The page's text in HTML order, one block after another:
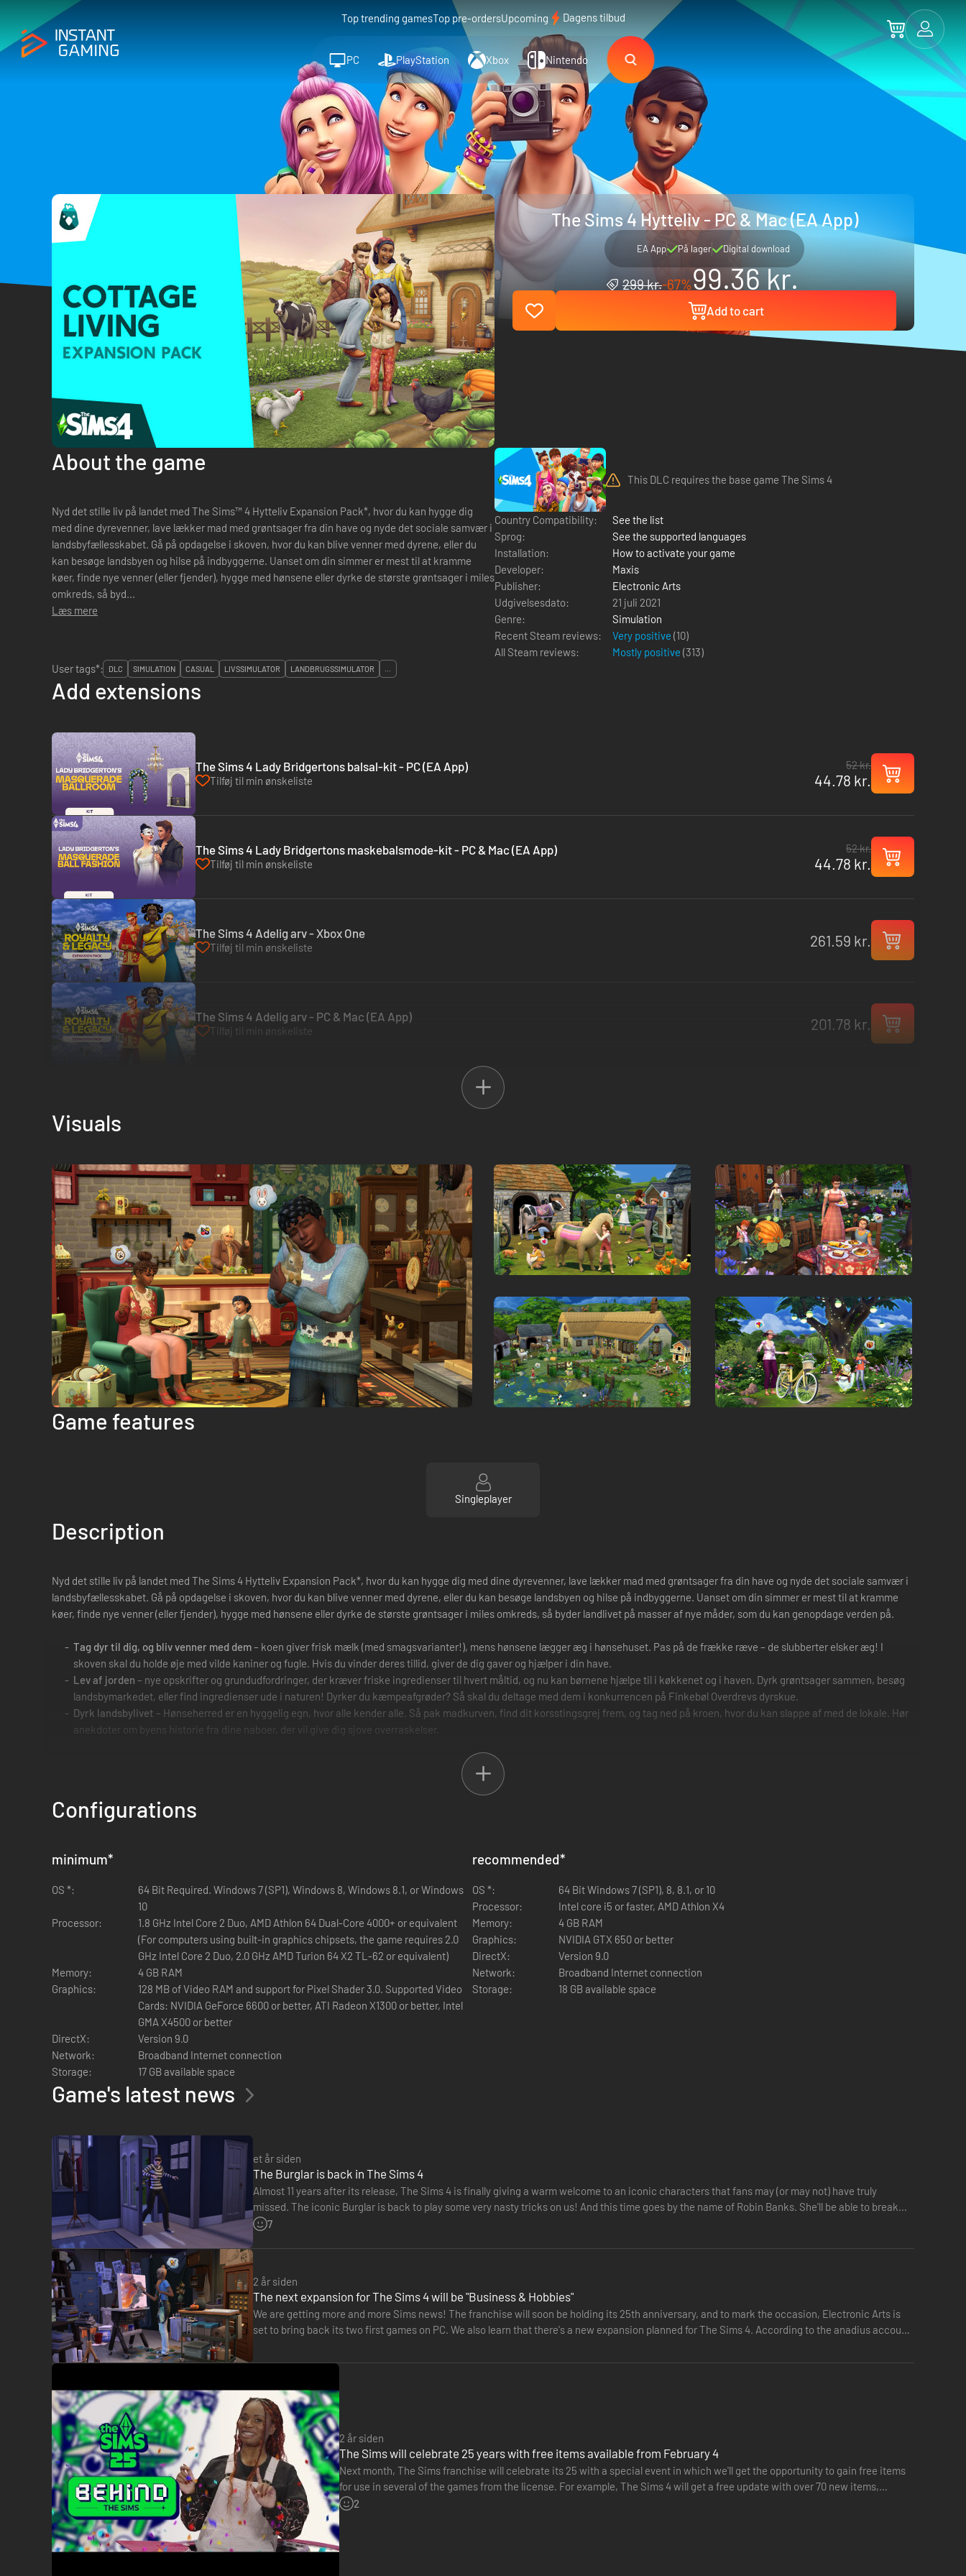
Top trending gamesTop pre-ordersUpcoming Dagens tilbud
PC PlayStation Xbox Nintendo
The Sims 4 Hytteliv - PC & Mac (EA App)
EA App På lager Digital download
299 kr.-67%99.36 kr.
Add to cart
About the game
Nyd det stille liv på landet med The Sims™ 4 Hytteliv Expansion Pack*, hvor du kan hygge dig
med dine dyrevenner, lave lækker mad med grøntsager fra din have og nyde det sociale samvær i
landsbyfællesskabet. Gå på opdagelse i skoven, hvor du kan blive venner med dyrene, eller du
kan besøge landsbyen og hilse på indbyggerne. Uanset om din simmer er mest til at kramme
køer, finde nye venner (eller fjender), hygge med hønsene eller dyrke de største grøntsager i miles
omkreds, så byd...
Læs mere
This DLC requires the base game The Sims 4
Country Compatibility:
See the list
Sprog:
See the supported languages
Installation:
How to activate your game
Developer:
Maxis
Publisher:
Electronic Arts
Udgivelsesdato:
21 juli 2021
Genre:
Simulation
Recent Steam reviews:
Very positive (10)
All Steam reviews:
Mostly positive (313)
User tags*:
DLC SIMULATION CASUAL LIVSSIMULATOR LANDBRUGSSIMULATOR ...
Add extensions
The Sims 4 Lady Bridgertons balsal-kit - PC (EA App)
Tilføj til min ønskeliste
52 kr.
44.78 kr.
The Sims 4 Lady Bridgertons maskebalsmode-kit - PC & Mac (EA App)
Tilføj til min ønskeliste
52 kr.
44.78 kr.
The Sims 4 Adelig arv - Xbox One
Tilføj til min ønskeliste 261.59 kr.
The Sims 4 Adelig arv - PC & Mac (EA App)
Tilføj til min ønskeliste 201.78 kr.
Visuals
Game features
Singleplayer
Description
Nyd det stille liv på landet med The Sims 4 Hytteliv Expansion Pack*, hvor du kan hygge dig med dine dyrevenner, lave lækker mad med grøntsager fra din have og nyde det sociale samvær i
landsbyfællesskabet. Gå på opdagelse i skoven, hvor du kan blive venner med dyrene, eller du kan besøge landsbyen og hilse på indbyggerne. Uanset om din simmer er mest til at kramme
køer, finde nye venner (eller fjender), hygge med hønsene eller dyrke de største grøntsager i miles omkreds, så byder landlivet på masser af nye måder, som du kan genopdage verden på.
Tag dyr til dig, og bliv venner med dem– koen giver frisk mælk (med smagsvarianter!), mens hønsene lægger æg i hønsehuset. Pas på de frække ræve – de slubberter elsker æg! I
skoven skal du holde øje med vilde kaniner og fugle. Hvis du vinder deres tillid, giver de dig gaver og hjælper i din have.
Lev af jorden – nye opskrifter og grundudfordringer, der kræver friske ingredienser til hvert måltid, og nu kan børnene hjælpe til i køkkenet og i haven. Dyrk grøntsager sammen, besøg
landsbymarkedet, eller find ingredienser ude i naturen! Dyrker du kæmpeafgrøder? Så skal du deltage med dem i konkurrencen på Finkebøl Overdrevs dyrskue.
Dyrk landsbylivet – Hønseherred er en hyggelig egn, hvor alle kender alle. Så pak madkurven, find dit korsstingsgrej frem, og tag ned på kroen, hvor du kan slappe af med de lokale. Hør
anekdoter om byens historie fra dine naboer, der vil give dig sjove overraskelser.
Configurations
minimum*
OS *:
64 Bit Required. Windows 7 (SP1), Windows 8, Windows 8.1, or Windows
10
Processor:
1.8 GHz Intel Core 2 Duo, AMD Athlon 64 Dual-Core 4000+ or equivalent
(For computers using built-in graphics chipsets, the game requires 2.0
GHz Intel Core 2 Duo, 2.0 GHz AMD Turion 64 X2 TL-62 or equivalent)
Memory:
4 GB RAM
Graphics:
128 MB of Video RAM and support for Pixel Shader 3.0. Supported Video
Cards: NVIDIA GeForce 6600 or better, ATI Radeon X1300 or better, Intel
GMA X4500 or better
DirectX:
Version 9.0
Network:
Broadband Internet connection
Storage:
17 GB available space
recommended*
OS *:
64 Bit Windows 7 (SP1), 8, 8.1, or 10
Processor:
Intel core i5 or faster, AMD Athlon X4
Memory:
4 GB RAM
Graphics:
NVIDIA GTX 650 or better
DirectX:
Version 9.0
Network:
Broadband Internet connection
Storage:
18 GB available space
Game's latest news
et år siden
The Burglar is back in The Sims 4
Almost 11 years after its release, The Sims 4 is finally giving a warm welcome to an iconic characters that fans may (or may not) have truly
missed. The iconic Burglar is back to play some very nasty tricks on us! And this time goes by the name of Robin Banks. She'll be able to break
into our Sims'…
7
2 år siden
The next expansion for The Sims 4 will be "Business & Hobbies"
We are getting more and more Sims news! The franchise will soon be holding its 25th anniversary, and to mark the occasion, Electronic Arts is
set to bring back its two first games on PC. We also learn that there's a new expansion planned for The Sims 4. According to the anadius account
2 år siden
The Sims will celebrate 25 years with free items available from February 4
Next month, The Sims franchise will celebrate its 25 with a special event in which we'll get the opportunity to gain free items
for use in several of the games from the license. For example, The Sims 4 will get a free update with over 70 new items,
including clothes, accessories, hairstyles, furniture…
2